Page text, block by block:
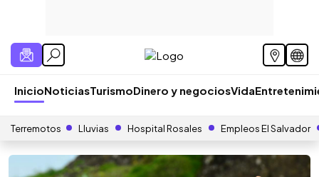
InicioNoticiasTurismoDinero y negociosVida
Terremotos Lluvias Hospital Rosales Empleos El Salvador